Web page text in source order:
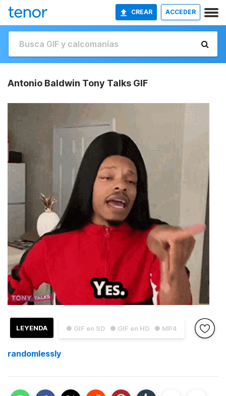
CREAR ACCEDER
Antonio Baldwin Tony Talks GIF
● GIF en SD ● GIF en HD ● MP4
LEYENDA
randomlessly